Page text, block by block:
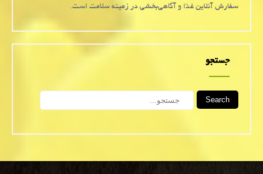
سفارش آنلاین غذا و آگاهی‌بخشی در زمینه سلامت است.
جستجو
Search